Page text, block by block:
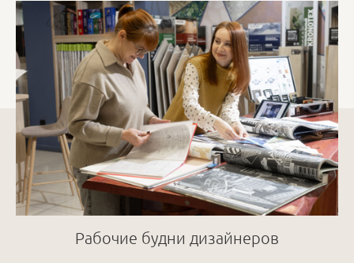
Рабочие будни дизайнеров